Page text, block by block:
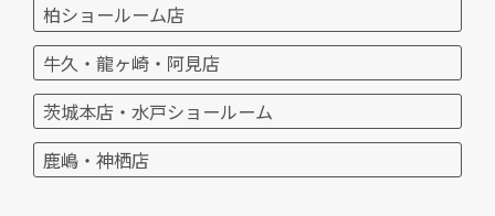
柏ショールーム店
牛久・龍ヶ崎・阿見店
茨城本店・水戸ショールーム
鹿嶋・神栖店